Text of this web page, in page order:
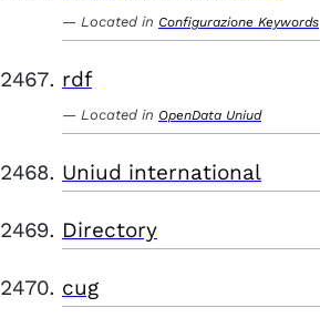
Located in Configurazione Keywords
rdf
Located in OpenData Uniud
Uniud international
Directory
cug